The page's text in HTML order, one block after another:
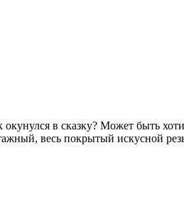
в сказку? Может быть
весь покрытый искусной